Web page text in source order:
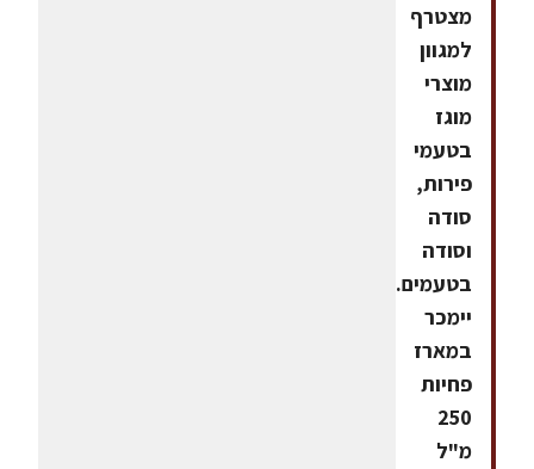
מצטרף
למגוון
מוצרי
מוגז
בטעמי
פירות,
סודה
וסודה
בטעמים.
יימכר
במארז
פחיות
250
מ"ל